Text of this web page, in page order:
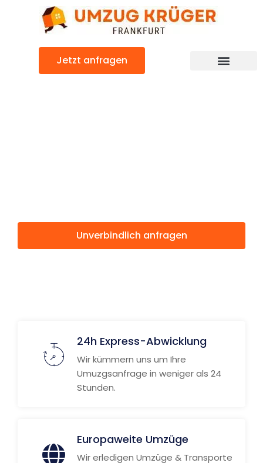
Jetzt anfragen
Unverbindlich anfragen
24h Express-Abwicklung
Wir kümmern uns um Ihre
Umuzgsanfrage in weniger als 24
Stunden.
Europaweite Umzüge
Wir erledigen Umzüge & Transporte